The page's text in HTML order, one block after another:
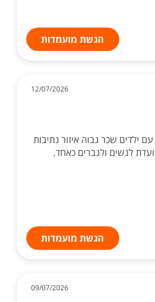
הגשת מועמדות
12/07/2026
ילדים שכר גבוה איזור נתיבות
לנשים ולגברים כאחד.
הגשת מועמדות
09/07/2026